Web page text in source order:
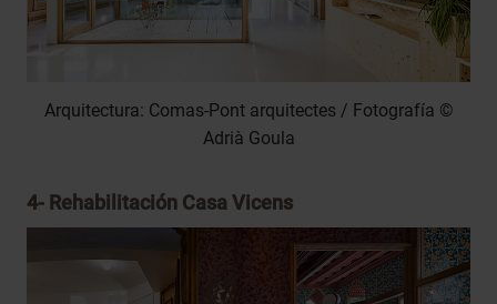
Arquitectura: Comas-Pont arquitectes / Fotografía ©
Adrià Goula
4- Rehabilitación Casa Vicens